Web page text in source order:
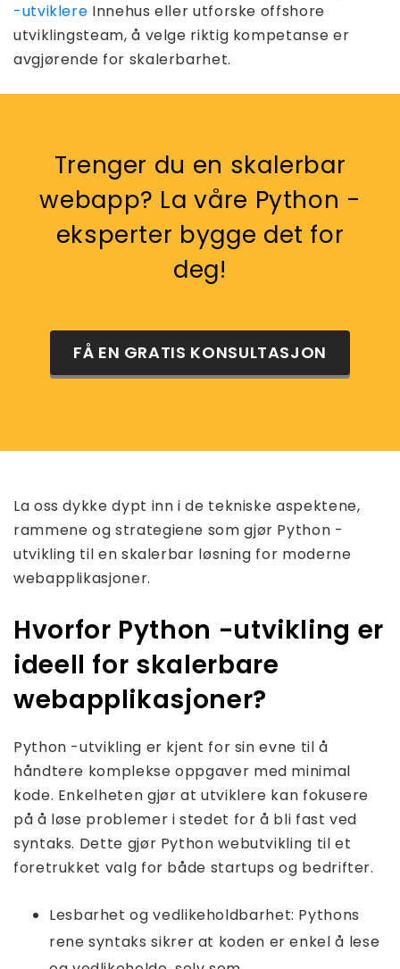
-utviklere Innehus eller utforske offshore
utviklingsteam, å velge riktig kompetanse er
avgjørende for skalerbarhet.
Trenger du en skalerbar
webapp? La våre Python -
eksperter bygge det for
deg!
FÅ EN GRATIS KONSULTASJON
La oss dykke dypt inn i de tekniske aspektene,
rammene og strategiene som gjør Python -
utvikling til en skalerbar løsning for moderne
webapplikasjoner.
Hvorfor Python -utvikling er
ideell for skalerbare
webapplikasjoner?
Python -utvikling er kjent for sin evne til å
håndtere komplekse oppgaver med minimal
kode. Enkelheten gjør at utviklere kan fokusere
på å løse problemer i stedet for å bli fast ved
syntaks. Dette gjør Python webutvikling til et
foretrukket valg for både startups og bedrifter.
Lesbarhet og vedlikeholdbarhet: Pythons
rene syntaks sikrer at koden er enkel å lese